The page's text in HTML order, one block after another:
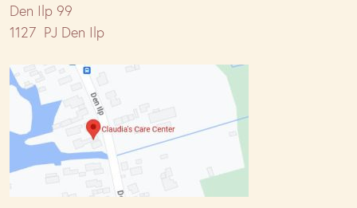
Den Ilp 99
1127 PJ Den Ilp